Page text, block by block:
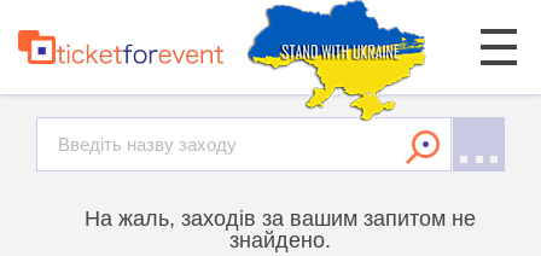
На жаль, заходів за вашим запитом не
знайдено.